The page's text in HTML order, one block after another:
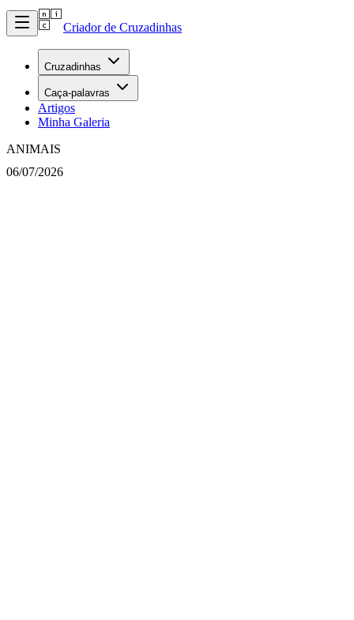
Criador de Cruzadinhas
Cruzadinhas
Caça-palavras
Artigos
Minha Galeria
ANIMAIS
06/07/2026